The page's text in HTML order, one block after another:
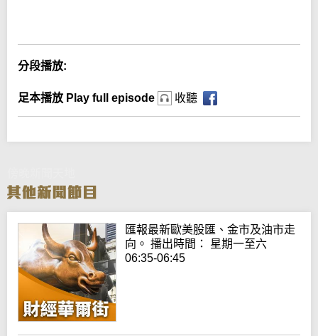
分段播放:
足本播放 Play full episode 收聽
匯報最新歐美股匯、金市及油市走
向。 播出時間： 星期一至六
06:35-06:45